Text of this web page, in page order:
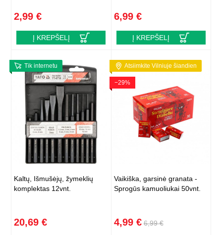
2,99 €
Į KREPŠELĮ
6,99 €
Į KREPŠELĮ
Tik internetu
Kaltų, Išmušėjų, žymeklių
komplektas 12vnt.
20,69 €
Atsiimkite Vilniuje šiandien
−29%
Vaikiška, garsinė granata -
Sprogūs kamuoliukai 50vnt.
4,99 € 6,99 €